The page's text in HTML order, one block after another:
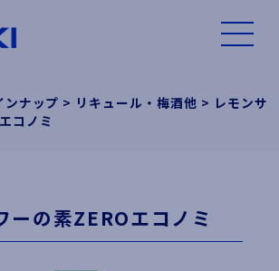
ンナップ > リキュール・梅酒他 > レモンサ
コノミ
ーの素ZEROエコノミ